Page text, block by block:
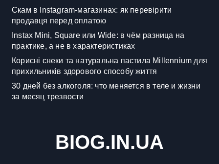
Скам в Instagram-магазинах: як перевірити
продавця перед оплатою
Instax Mini, Square или Wide: в чём разница на
практике, а не в характеристиках
Корисні снеки та натуральна пастила Millennium для
прихильників здорового способу життя
30 дней без алкоголя: что меняется в теле и жизни
за месяц трезвости
BIOG.IN.UA